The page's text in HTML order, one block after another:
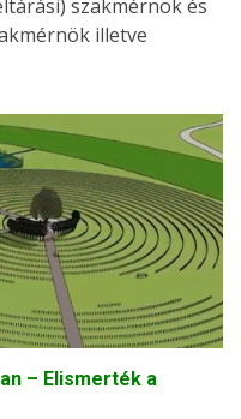
szakmérnök és
illetve
– Elismerték a